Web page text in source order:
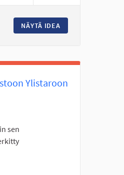
NÄYTÄ IDEA
Ylistaroon
sen
Seinäjoki